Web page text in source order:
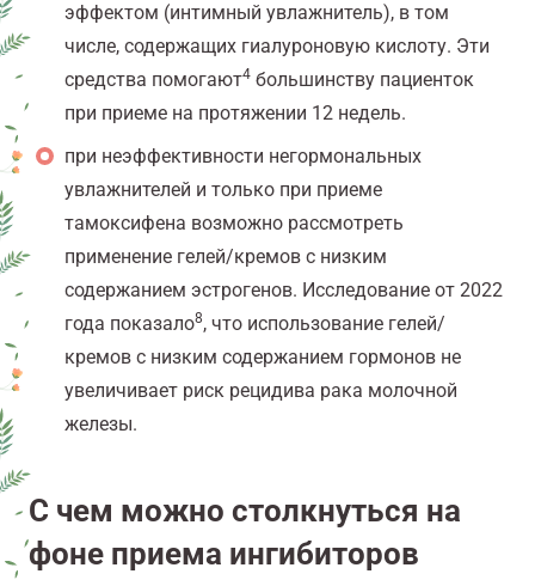
эффектом (интимный увлажнитель), в том
числе, содержащих гиалуроновую кислоту. Эти
средства помогают4 большинству пациенток
при приеме на протяжении 12 недель.
при неэффективности негормональных
увлажнителей и только при приеме
тамоксифена возможно рассмотреть
применение гелей/кремов с низким
содержанием эстрогенов. Исследование от 2022
года показало8, что использование гелей/
кремов с низким содержанием гормонов не
увеличивает риск рецидива рака молочной
железы.
С чем можно столкнуться на
фоне приема ингибиторов